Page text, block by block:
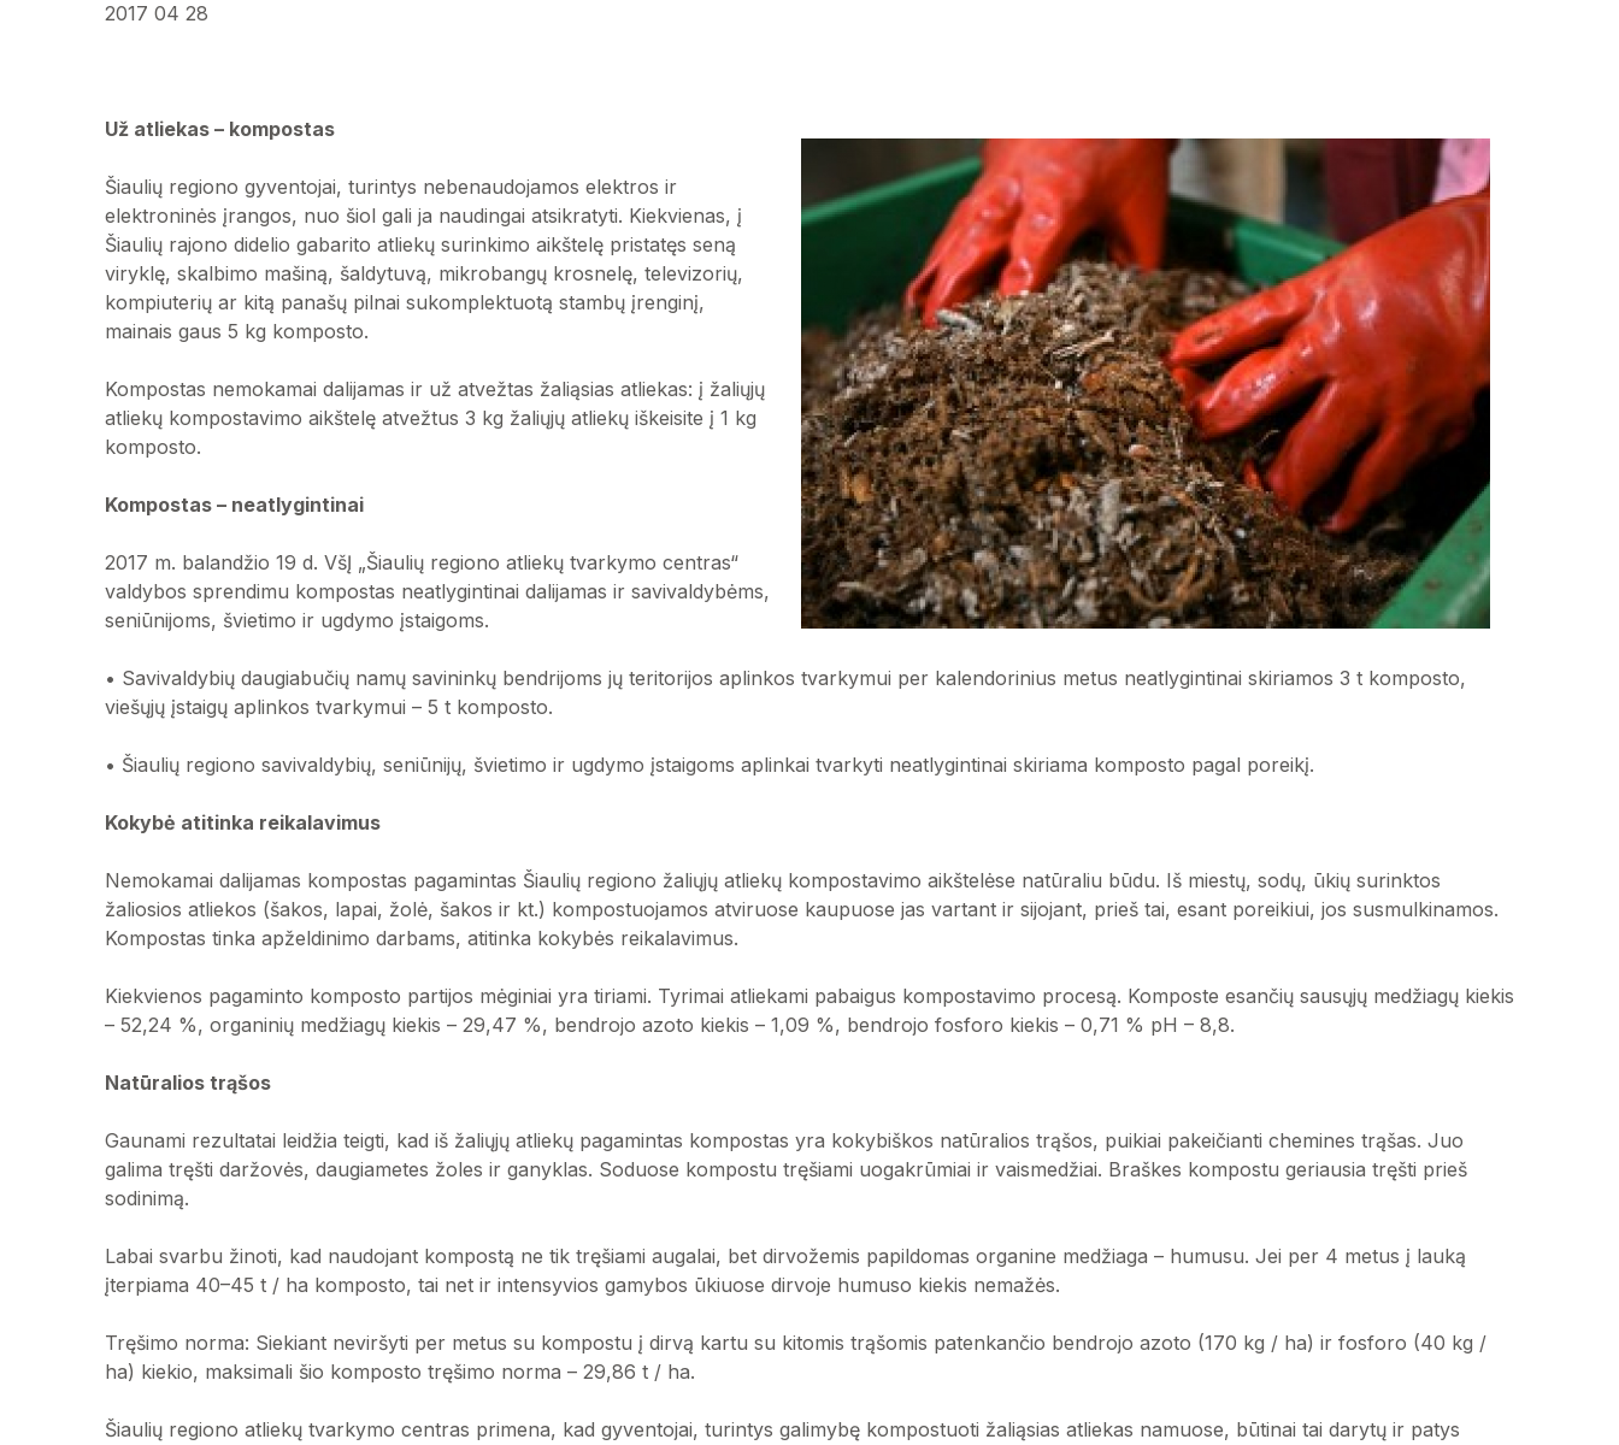
2017 04 28
Už atliekas – kompostas
Šiaulių regiono gyventojai, turintys nebenaudojamos elektros ir
elektroninės įrangos, nuo šiol gali ja naudingai atsikratyti. Kiekvienas, į
Šiaulių rajono didelio gabarito atliekų surinkimo aikštelę pristatęs seną
viryklę, skalbimo mašiną, šaldytuvą, mikrobangų krosnelę, televizorių,
kompiuterių ar kitą panašų pilnai sukomplektuotą stambų įrenginį,
mainais gaus 5 kg komposto.
Kompostas nemokamai dalijamas ir už atvežtas žaliąsias atliekas: į žaliųjų
atliekų kompostavimo aikštelę atvežtus 3 kg žaliųjų atliekų iškeisite į 1 kg
komposto.
Kompostas – neatlygintinai
2017 m. balandžio 19 d. VšĮ „Šiaulių regiono atliekų tvarkymo centras“
valdybos sprendimu kompostas neatlygintinai dalijamas ir savivaldybėms,
seniūnijoms, švietimo ir ugdymo įstaigoms.
• Savivaldybių daugiabučių namų savininkų bendrijoms jų teritorijos aplinkos tvarkymui per kalendorinius metus neatlygintinai skiriamos 3 t komposto,
viešųjų įstaigų aplinkos tvarkymui – 5 t komposto.
• Šiaulių regiono savivaldybių, seniūnijų, švietimo ir ugdymo įstaigoms aplinkai tvarkyti neatlygintinai skiriama komposto pagal poreikį.
Kokybė atitinka reikalavimus
Nemokamai dalijamas kompostas pagamintas Šiaulių regiono žaliųjų atliekų kompostavimo aikštelėse natūraliu būdu. Iš miestų, sodų, ūkių surinktos
žaliosios atliekos (šakos, lapai, žolė, šakos ir kt.) kompostuojamos atviruose kaupuose jas vartant ir sijojant, prieš tai, esant poreikiui, jos susmulkinamos.
Kompostas tinka apželdinimo darbams, atitinka kokybės reikalavimus.
Kiekvienos pagaminto komposto partijos mėginiai yra tiriami. Tyrimai atliekami pabaigus kompostavimo procesą. Komposte esančių sausųjų medžiagų kiekis
– 52,24 %, organinių medžiagų kiekis – 29,47 %, bendrojo azoto kiekis – 1,09 %, bendrojo fosforo kiekis – 0,71 % pH – 8,8.
Natūralios trąšos
Gaunami rezultatai leidžia teigti, kad iš žaliųjų atliekų pagamintas kompostas yra kokybiškos natūralios trąšos, puikiai pakeičianti chemines trąšas. Juo
galima tręšti daržovės, daugiametes žoles ir ganyklas. Soduose kompostu tręšiami uogakrūmiai ir vaismedžiai. Braškes kompostu geriausia tręšti prieš
sodinimą.
Labai svarbu žinoti, kad naudojant kompostą ne tik tręšiami augalai, bet dirvožemis papildomas organine medžiaga – humusu. Jei per 4 metus į lauką
įterpiama 40–45 t / ha komposto, tai net ir intensyvios gamybos ūkiuose dirvoje humuso kiekis nemažės.
Tręšimo norma: Siekiant neviršyti per metus su kompostu į dirvą kartu su kitomis trąšomis patenkančio bendrojo azoto (170 kg / ha) ir fosforo (40 kg /
ha) kiekio, maksimali šio komposto tręšimo norma – 29,86 t / ha.
Šiaulių regiono atliekų tvarkymo centras primena, kad gyventojai, turintys galimybę kompostuoti žaliąsias atliekas namuose, būtinai tai darytų ir patys